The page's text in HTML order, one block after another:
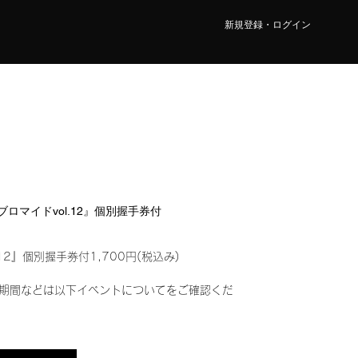
新規登録・ログイン
ロマイドvol.12』個別握手券付
』個別握手券付1,700円(税込み)
間などは以下イベントについてをご確認くだ